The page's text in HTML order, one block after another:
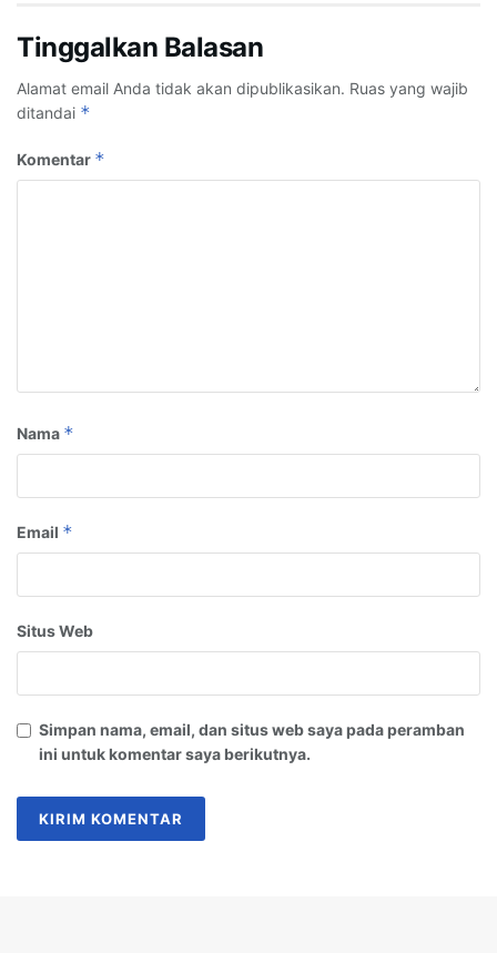
Tinggalkan Balasan
Alamat email Anda tidak akan dipublikasikan. Ruas yang wajib
ditandai *
Komentar *
Nama *
Email *
Situs Web
Simpan nama, email, dan situs web saya pada peramban
ini untuk komentar saya berikutnya.